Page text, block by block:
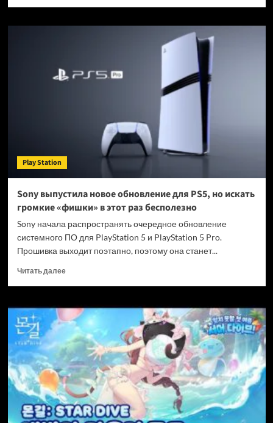
Игры
Plus
Essential
раскрыты:
Play Station
Sony выпустила новое обновление для PS5, но искать
громкие «фишки» в этот раз бесполезно
Sony начала распространять очередное обновление
системного ПО для PlayStation 5 и PlayStation 5 Pro.
Прошивка выходит поэтапно, поэтому она станет...
Читать далееПрочитать
выпустила
новое
обновление
для
PS5,
но
искать
громкие
«фишки»
в